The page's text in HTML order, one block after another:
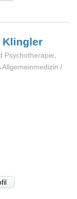
Klingler
Psychotherapie,
Allgemeinmedizin /